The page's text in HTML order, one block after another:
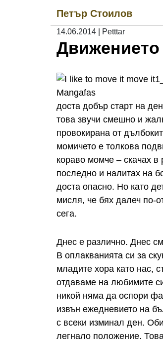
Петър Стоилов
14.06.2014 Petttar
Движението
доста добър старт на
това звучи смешно и
провокирана от
момичето е толкова
кораво момче – скачах в
последно и налитах на
доста опасно. Но като
мисля, че бях далеч по-
сега.
Днес е различно. Днес
В оплакванията си за
младите хора като нас,
отдаваме на любимите
никой няма да оспори
извън ежедневието на
с всеки изминал ден.
легнало положение.